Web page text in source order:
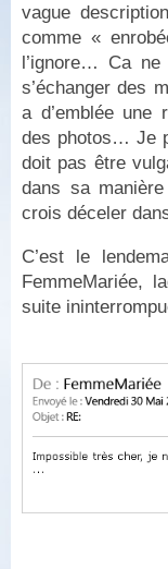
vague
comme «
l’ignore… Ca
s’échanger des
a d’emblée une
des photos… Je
doit pas être
dans sa
crois déceler
C’est le
FemmeMariée,
suite